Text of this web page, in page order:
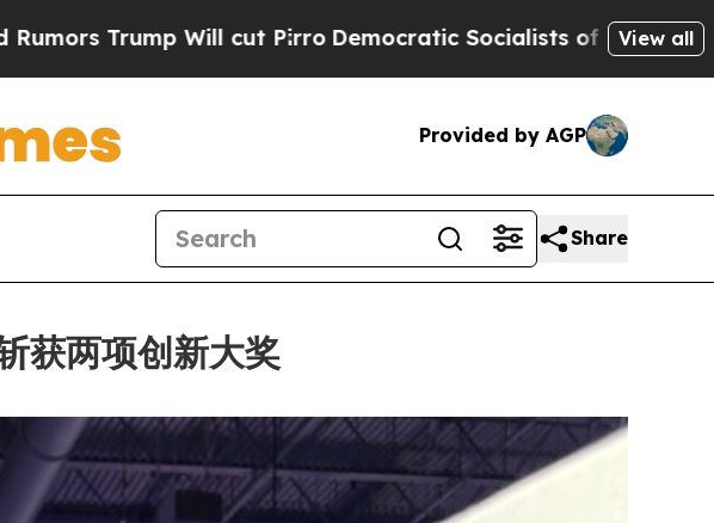
PirroDemocratic Socialists of America Propose RadicalView all
Provided by AGP
Share
两项创新大奖